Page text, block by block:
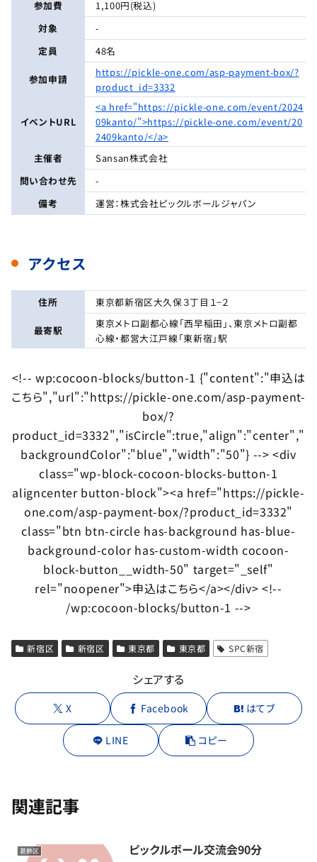
参加費
1,100円(税込)
対象
-
定員
48名
参加申請
https://pickle-one.com/asp-payment-box/?
product_id=3332
イベントURL
<a href="https://pickle-one.com/event/2024
09kanto/">https://pickle-one.com/event/20
2409kanto/</a>
主催者
Sansan株式会社
問い合わせ先
-
備考
運営：株式会社ピックルボールジャパン
アクセス
住所 東京都新宿区大久保３丁目１−２
最寄駅
東京メトロ副都心線「西早稲田」、東京メトロ副都
心線・都営大江戸線「東新宿」駅
<!-- wp:cocoon-blocks/button-1 {"content":"申込は
こちら","url":"https://pickle-one.com/asp-payment-
box/?
product_id=3332","isCircle":true,"align":"center","
backgroundColor":"blue","width":"50"} --> <div
class="wp-block-cocoon-blocks-button-1
aligncenter button-block"><a href="https://pickle-
one.com/asp-payment-box/?product_id=3332"
class="btn btn-circle has-background has-blue-
background-color has-custom-width cocoon-
block-button__width-50" target="_self"
rel="noopener">申込はこちら</a></div> <!--
/wp:cocoon-blocks/button-1 -->
新宿区 新宿区 東京都 東京都 SPC新宿
シェアする
X Facebook はてブ
LINE コピー
関連記事
葛飾区 ピックルボール交流会90分